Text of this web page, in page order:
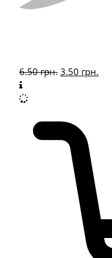
6.50грн. 3.50 грн.